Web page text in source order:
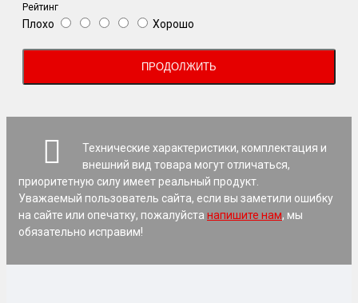
Рейтинг
Плохо Хорошо
ПРОДОЛЖИТЬ
Технические характеристики, комплектация и
внешний вид товара могут отличаться,
приоритетную силу имеет реальный продукт.
Уважаемый пользователь сайта, если вы заметили ошибку
на сайте или опечатку, пожалуйста напишите нам, мы
обязательно исправим!